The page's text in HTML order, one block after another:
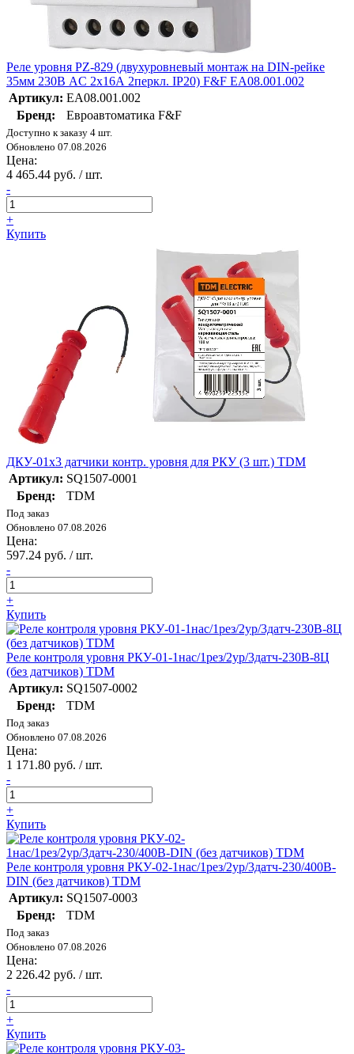
Реле уровня PZ-829 (двухуровневый монтаж на DIN-рейке
35мм 230В AC 2х16А 2перкл. IP20) F&F EA08.001.002
Артикул: EA08.001.002
Бренд:
Евроавтоматика F&F
Доступно к заказу 4 шт.
Обновлено 07.08.2026
Цена:
4 465.44 руб. / шт.
-
+
Купить
ДКУ-01х3 датчики контр. уровня для РКУ (3 шт.) TDM
Артикул: SQ1507-0001
Бренд:
TDM
Под заказ
Обновлено 07.08.2026
Цена:
597.24 руб. / шт.
-
+
Купить
Реле контроля уровня РКУ-01-1нас/1рез/2ур/3датч-230В-8Ц
(без датчиков) TDM
Артикул: SQ1507-0002
Бренд:
TDM
Под заказ
Обновлено 07.08.2026
Цена:
1 171.80 руб. / шт.
-
+
Купить
Реле контроля уровня РКУ-02-1нас/1рез/2ур/3датч-230/400В-
DIN (без датчиков) TDM
Артикул: SQ1507-0003
Бренд:
TDM
Под заказ
Обновлено 07.08.2026
Цена:
2 226.42 руб. / шт.
-
+
Купить